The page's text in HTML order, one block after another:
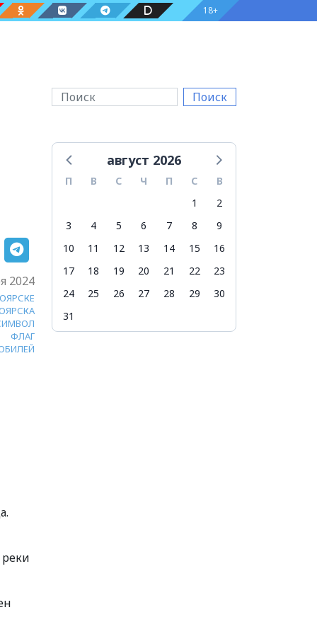
18+
Поиск
2024
ФЛАГ
август 2026
П В С Ч П С
В
1
2
3
4 5 6 7 8
9
10
11 12 13 14 15
16
17
18 19 20 21 22
23
24
25 26 27 28 29
30
31